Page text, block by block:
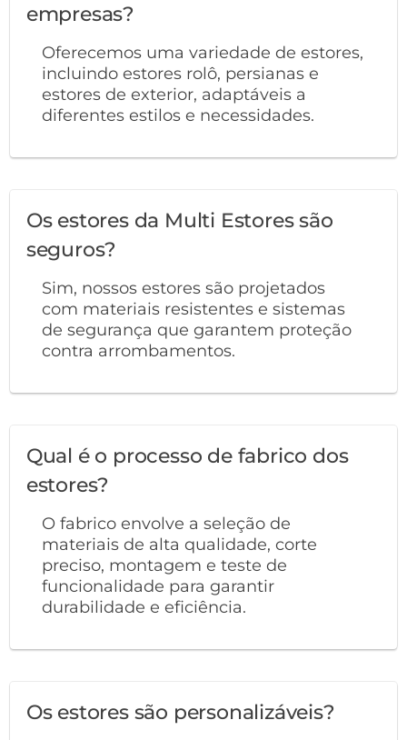
empresas?
Oferecemos uma variedade de estores,
incluindo estores rolô, persianas e
estores de exterior, adaptáveis a
diferentes estilos e necessidades.
Os estores da Multi Estores são
seguros?
Sim, nossos estores são projetados
com materiais resistentes e sistemas
de segurança que garantem proteção
contra arrombamentos.
Qual é o processo de fabrico dos
estores?
O fabrico envolve a seleção de
materiais de alta qualidade, corte
preciso, montagem e teste de
funcionalidade para garantir
durabilidade e eficiência.
Os estores são personalizáveis?